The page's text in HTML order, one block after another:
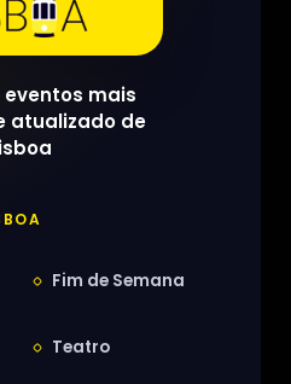
eventos mais
atualizado de
Fim de Semana
Teatro